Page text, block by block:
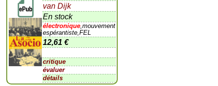
van Dijk
En stock
électronique ,mouvement
espérantiste,FEL
12,61 €
critique
évaluer
détails